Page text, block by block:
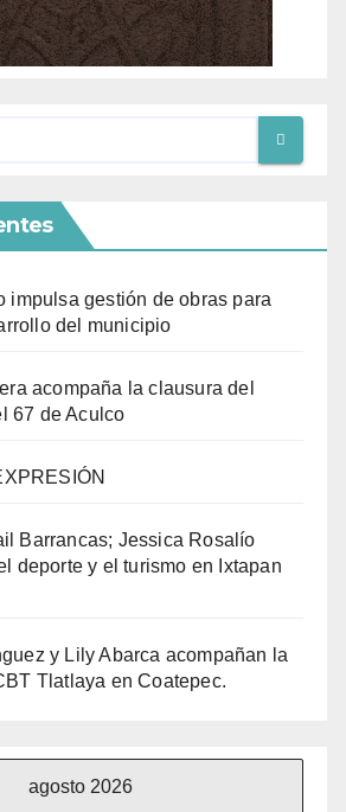
impulsa gestión de obras para
del municipio
acompaña la clausura del
67 de Aculco
Barrancas; Jessica Rosalío
deporte y el turismo en Ixtapan
y Lily Abarca acompañan la
Tlatlaya en Coatepec.
agosto 2026